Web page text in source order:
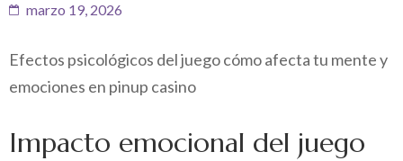
marzo 19, 2026
Efectos psicológicos del juego cómo afecta tu mente y
emociones en pinup casino
Impacto emocional del juego